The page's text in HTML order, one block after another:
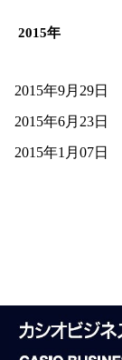
2015年
2015年9月29日
2015年6月23日
2015年1月07日